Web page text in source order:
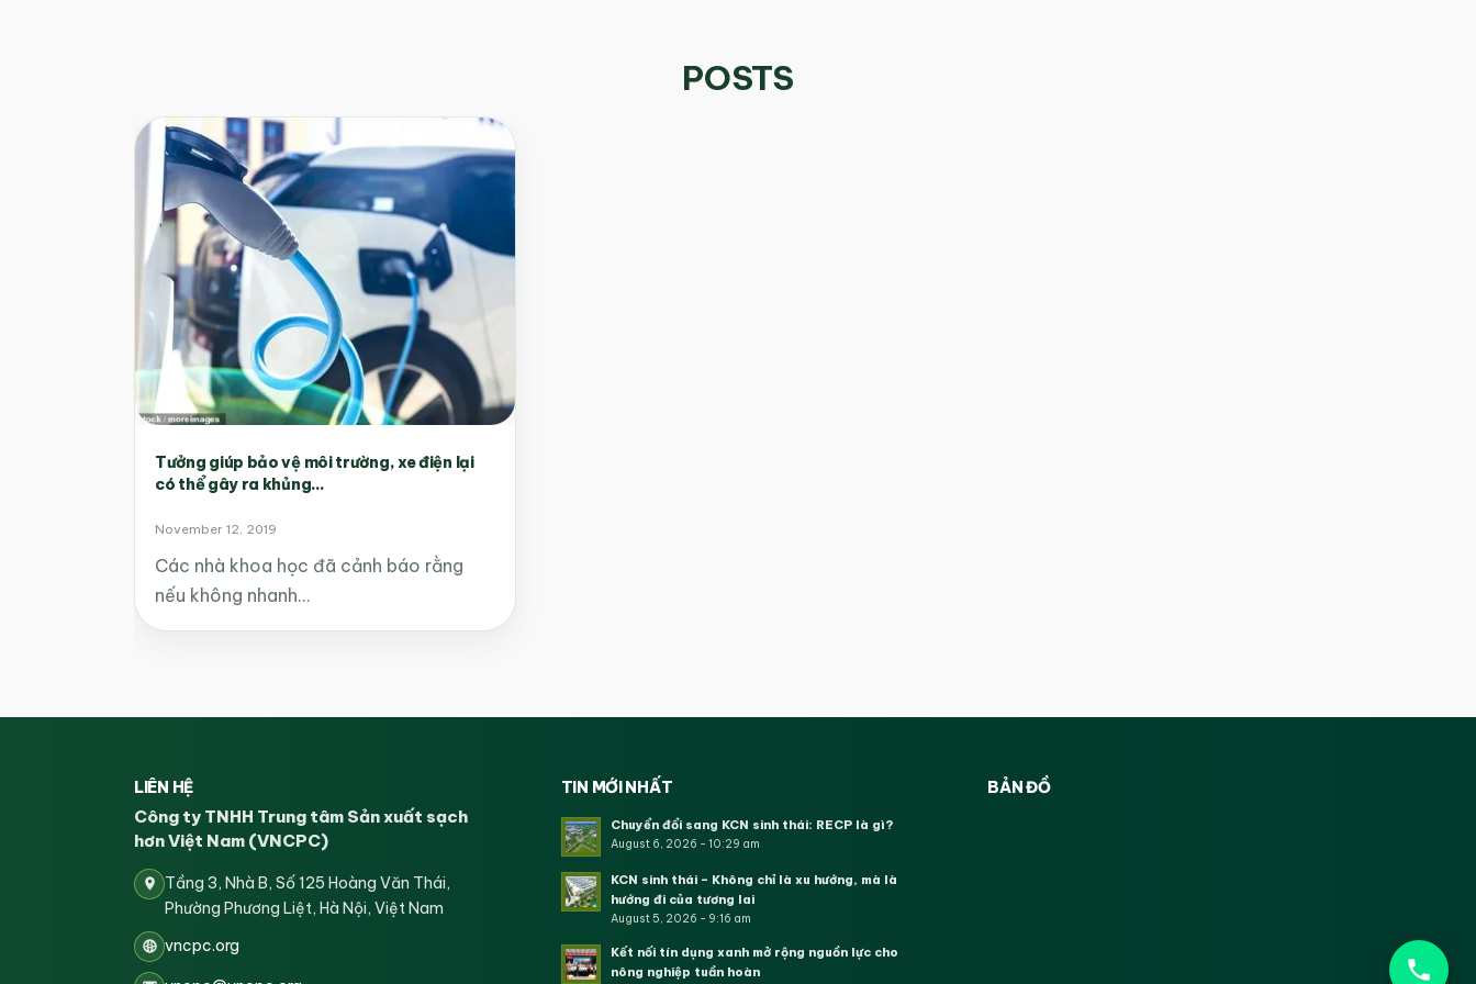
POSTS
Tưởng giúp bảo vệ môi trường, xe điện lại
có thể gây ra khủng...
November 12, 2019
Các nhà khoa học đã cảnh báo rằng
nếu không nhanh…
LIÊN HỆ
Công ty TNHH Trung tâm Sản xuất sạch
hơn Việt Nam (VNCPC)
Tầng 3, Nhà B, Số 125 Hoàng Văn Thái,
Phường Phương Liệt, Hà Nội, Việt Nam
vncpc.org
TIN MỚI NHẤT
Chuyển đổi sang KCN sinh thái: RECP là gì?
August 6, 2026 - 10:29 am
KCN sinh thái – Không chỉ là xu hướng, mà là
hướng đi của tương lai
August 5, 2026 - 9:16 am
Kết nối tín dụng xanh mở rộng nguồn lực cho
nông nghiệp tuần hoàn
BẢN ĐỒ